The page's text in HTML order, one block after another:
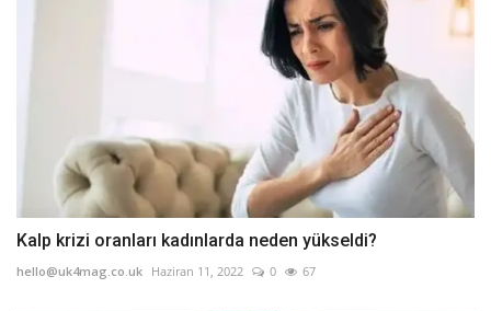
Kalp krizi oranları kadınlarda neden yükseldi?
hello@uk4mag.co.uk Haziran 11, 2022 0 67